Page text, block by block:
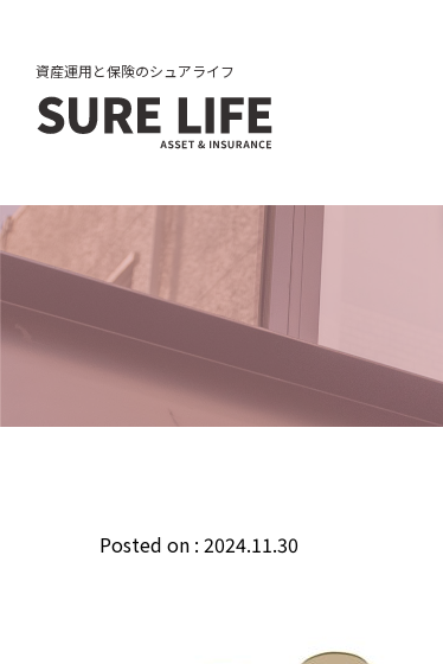
資産運用と保険のシュアライフ
Posted on : 2024.11.30